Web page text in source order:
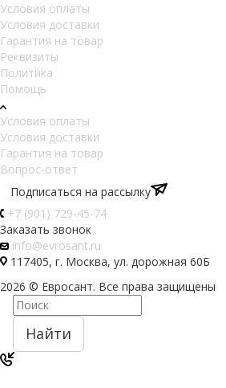
Условия оплаты
Условия доставки
Гарантия на товар
Реквизиты
Политика
Помощь
Условия оплаты
Условия доставки
Гарантия на товар
Вопрос-ответ
Подписаться на рассылку
+7 (901) 729-45-74
Заказать звонок
info@evrosant.ru
117405, г. Москва, ул. дорожная 60Б
2026 © Евросант. Все права защищены
Найти